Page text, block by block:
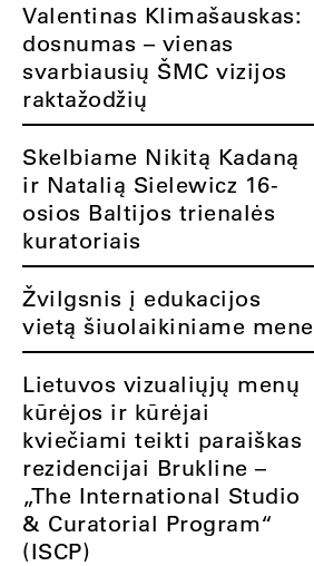
Valentinas Klimašauskas:
dosnumas – vienas
svarbiausių ŠMC vizijos
raktažodžių
Skelbiame Nikitą Kadaną
ir Natalią Sielewicz 16-
osios Baltijos trienalės
kuratoriais
Žvilgsnis į edukacijos
vietą šiuolaikiniame mene
Lietuvos vizualiųjų menų
kūrėjos ir kūrėjai
kviečiami teikti paraiškas
rezidencijai Brukline –
„The International Studio
& Curatorial Program“
(ISCP)